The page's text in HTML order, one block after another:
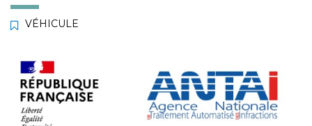
VÉHICULE